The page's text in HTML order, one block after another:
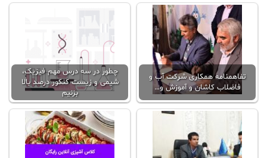
تفاهمنامه همکاری شرکت آب و
فاضلاب کاشان و آموزش و…
چطور در سه درس مهم فیزیک،
شیمی و زیست کنکور درصد بالا
بزنیم